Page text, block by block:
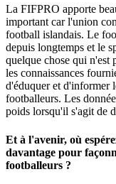
La FIFPRO apporte
important car l'union
football islandais. Le
depuis longtemps et le
quelque chose qui n'est
les connaissances
d'éduquer et d'informer
footballeurs. Les
poids lorsqu'il s'agit de
Et à l'avenir, où
davantage pour
footballeurs ?